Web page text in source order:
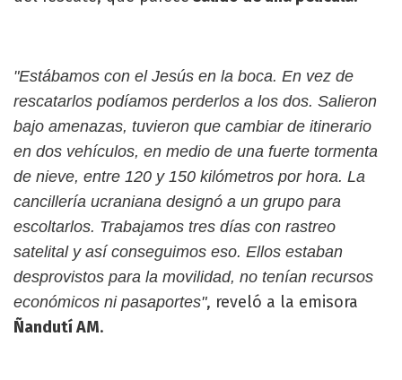
"Estábamos con el Jesús en la boca. En vez de
rescatarlos podíamos perderlos a los dos. Salieron
bajo amenazas, tuvieron que cambiar de itinerario
en dos vehículos, en medio de una fuerte tormenta
de nieve, entre 120 y 150 kilómetros por hora. La
cancillería ucraniana designó a un grupo para
escoltarlos. Trabajamos tres días con rastreo
satelital y así conseguimos eso. Ellos estaban
desprovistos para la movilidad, no tenían recursos
económicos ni pasaportes", reveló a la emisora
Ñandutí AM.